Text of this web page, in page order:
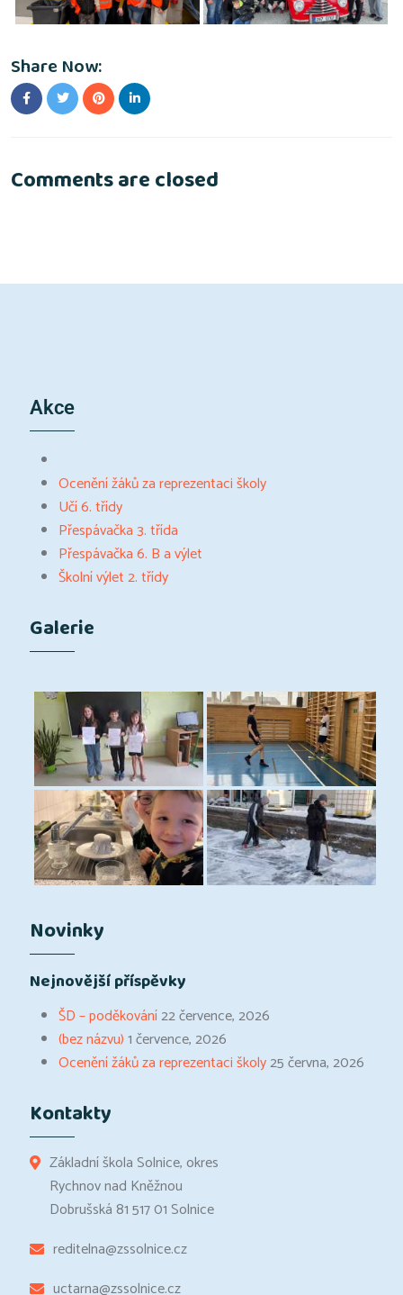
Share Now:
Comments are closed
Akce
Ocenění žáků za reprezentaci školy
Učí 6. třídy
Přespávačka 3. třída
Přespávačka 6. B a výlet
Školní výlet 2. třídy
Galerie
Novinky
Nejnovější příspěvky
ŠD – poděkování22 července, 2026
(bez názvu)1 července, 2026
Ocenění žáků za reprezentaci školy25 června, 2026
Kontakty
Základní škola Solnice, okres
Rychnov nad Kněžnou
Dobrušská 81 517 01 Solnice
reditelna@zssolnice.cz
uctarna@zssolnice.cz